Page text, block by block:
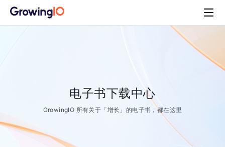
电子书下载中心
GrowingIO 所有关于「增长」的电子书，都在这里